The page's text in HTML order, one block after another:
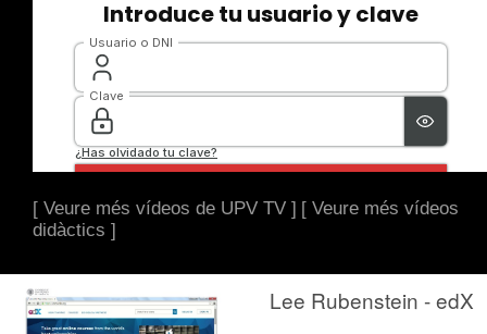
[ Veure més vídeos de UPV TV ] [ Veure més vídeos
didàctics ]
Lee Rubenstein - edX